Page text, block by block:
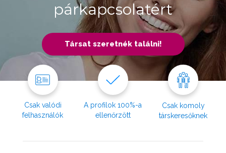
párkapcsolatért
Társat szeretnék találni!
Csak valódi
felhasználók
A profilok 100%-a
ellenőrzött
Csak komoly
társkeresőknek